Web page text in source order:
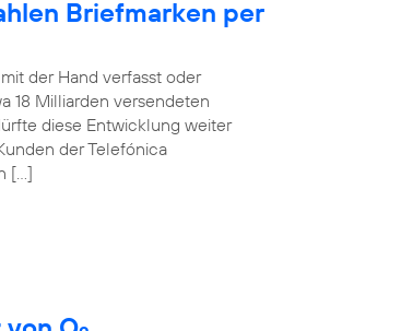
Briefmarken per
der Hand verfasst oder
18 Milliarden versendeten
diese Entwicklung weiter
der Telefónica
[…]